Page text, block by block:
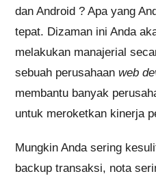
dan Android ? Apa yang
tepat. Dizaman ini Anda
melakukan manajerial
sebuah perusahaanweb
membantu banyak
untuk meroketkan kinerja
Mungkin Anda sering
backup transaksi, nota